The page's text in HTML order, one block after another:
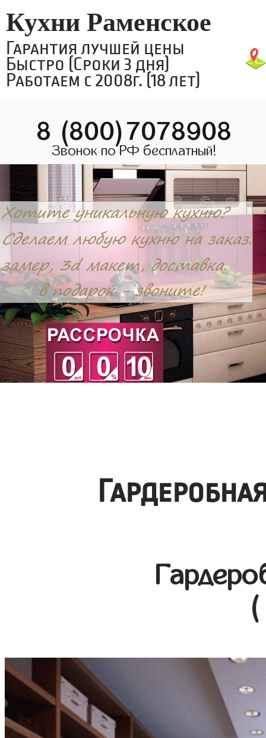
Кухни Раменское
Гарантия лучшей цены
Быстро (Сроки 3 дня)
Работаем с 2008г. (18 лет)
8 (800)7078908
Звонок по РФ бесплатный!